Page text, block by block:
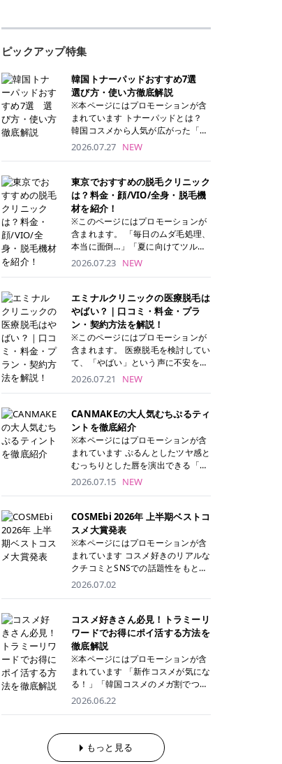
ピックアップ特集
韓国トナーパッドおすすめ7選
選び方・使い方徹底解説
※本ページにはプロモーションが含
まれています トナーパッドとは？
韓国コスメから人気が広がった「ト
ナーパッド」は、化粧水や美容液を
トナーパッドは洗顔後に肌をやさし
く拭き取ることで、古い角質や余分
な皮脂汚れをオフしながら、うるお
いを与えられるのが特徴✨ さらに、
気になる部分には数分のせて部分用
パックとしても使用できるため、1
両方を叶えられます。 韓国コスメブ
ランドを中心に人気を集めていまし
たが、現在では日本でも定番のスキ
ンケアアイテムとして幅広い世代に
愛用されています。 トナーパッドの
特徴 トナーパッドと拭き取り化粧水
の違い 「トナーパッド」と「拭き取
り化粧水」はどちらも洗顔後に使用
するスキンケアアイテムですが、使
い方や特徴に違いがあります。 トナ
ーパッドは、化粧水があらかじめパ
ッドに含まれているため、コットン
を用意する手間がなく、忙しい朝で
もサッと使えるのが魅力です。 ま
た、保湿成分を豊富に配合した商品
が多く、拭き取り後にそのまま部分
用パックとして使えるトナーパッド
も増えています。 一方、拭き取り化
粧水は液体タイプのため、コットン
整しやすく、お気に入りの化粧水を
使いたい方やコストを抑えて続けた
い方にもおすすめです。 トナーパッ
ドのメリット トナーパッドは、角質
ケア・保湿ケア・部分用パックまで
1枚で行える便利なスキンケアアイ
テムです。 ここでは、トナーパッド
す。 古い角質や皮脂汚れをやさしく
オフ トナーパッドを使用すること
で、洗顔だけでは落としきれない古
い角質や余分な皮脂汚れをやさしく
拭き取り、なめらかな肌へ整えま
す。 保湿ケアまで1枚でできる 保湿
成分を配合したトナーパッドなら、
ケアにもぴったりです。 部分パック
としても使える 多くのトナーパッド
は、乾燥が気になる頬や額、小鼻な
2026.07.27 NEW
東京でおすすめの脱毛クリニック
は？料金・顔/VIO/全身・脱毛機
材を紹介！
※このページにはプロモーションが
含まれます。 「毎日のムダ毛処理、
本当に面倒…」「夏に向けてツルツ
ル肌になりたい！」 そう思って東京
べばいいの？と迷ってしまいますよ
ね。 この記事では、医療脱毛の基本
から、東京で特に通いやすいフレイ
アクリニック・レジーナクリニッ
ク・エミナルクリニック・リゼクリ
ニックの4院について、分かりやす
リニックを見つけて、面倒な自己処
理から卒業しちゃいましょう♪ クリ
ニック 全身＋VIO 全身＋VIO＋顔 特
徴 脱毛器 詳細 フレイアクリニック
52,800円(税込)/5回 94,600円(税
込)/5回 肌への負担に配慮しなが
ら、コストパフォーマンスも重視し
たい方に！ メディオスターモノリス
メディオスターNeXT PRO 公式サイ
ト> レジーナクリニック 52,800円
(税込)/5回 99,000円(税込)/5回 ジェ
ントルシリーズを選べるため、脱毛
機にこだわりたい方におすすめ！ ジ
ェントルマックスプロ ジェントルマ
ックスプロプラス ジェントルレーズ
プロ ソプラノチタニウム 公式サイ
ト> エミナルクリニック 49,500円
(税込)/6回 93,500円(税込)/6回 エミ
定！月々払いも安くて通いやすい ク
リスタルプロ 公式サイト> リゼクリ
ニック 109,800円(税込)/5回 144,80
0円(税込)/5回 毛質に合わせて脱毛
機を選択可能！有効期限も5年と長
くマイペースに通いやすい ラシャ
メディオスターNeXT PRO ジェント
ルYAGプロ 公式サイト> ｜そもそも
うの？ 脱毛を考えたときに、まず悩
むのが「医療脱毛とエステ脱毛、ど
2026.07.23 NEW
エミナルクリニックの医療脱毛は
やばい？｜口コミ・料金・プラ
ン・契約方法を解説！
※このページにはプロモーションが
含まれます。 医療脱毛を検討してい
て、「やばい」という声に不安を抱
える方も多いのではないでしょう
体系をはじめ、学生や友人同士でお
得になる割引キャンペーン、無料カ
ウンセリングから施術までの具体的
なステップを分かりやすく解説しま
す。 これから手軽に全身医療脱毛を
後までチェックして、ご自身にぴっ
ください！ クリニック 全身＋VIO
全身＋VIO＋顔 特徴 脱毛器 詳細 フ
レイアクリニック 52,800円(税込)/5
回 94,600円(税込)/5回 肌への負担
に配慮しながら、コストパフォーマ
ンスも重視したい方に！ メディオス
ターモノリス メディオスターNeXT
PRO 公式サイト> レジーナクリニッ
ク 52,800円(税込)/5回 99,000円(税
込)/5回 ジェントルシリーズを選べ
るため、脱毛機にこだわりたい方に
おすすめ！ ジェントルマックスプロ
ジェントルマックスプロプラス ジェ
ントルレーズプロ ソプラノチタニウ
ム 公式サイト> エミナルクリニック
49,500円(税込)/6回 93,500円(税
込)/6回 エミナルクリニックの始め
通いやすい クリスタルプロ 公式サ
イト> リゼクリニック 109,800円(税
2026.07.21 NEW
CANMAKEの大人気むちぷるティ
ントを徹底紹介
※本ページにはプロモーションが含
まれています ぷるんとしたツヤ感と
むっちりとした唇を演出できる「C
ANMAKE（キャンメイク）むちぷる
湿ケアも叶えられることから、SNS
でも話題の人気リップです。 「自分
にはどのカラーが似合う？」「イエ
ベ・ブルベ別のおすすめは？」と気
になっている方も多いのではないで
とともにご紹介！それぞれの色味や
なメイクに合うのかまで詳しく解説
します✨ ※メイクアップ効果による
CANMAKE むちぷるティントとは？
CANMAKE むちぷるティントは、テ
ィント・プランパー・保湿ケアを1
本で叶えるリップです。 するすると
塗れるなめらかなテクスチャーで、
縦ジワをカバーしながら、むっちり
としたツヤのある唇を演出します。
るため、乾燥しにくくデイリー使い
にもぴったり！ アイテム詳細を見る
2026.07.15 NEW
COSMEbi 2026年 上半期ベストコ
スメ大賞発表
※本ページにはプロモーションが含
まれています コスメ好きのリアルな
クチコミとSNSでの話題性をもとに
選出された、COSMEbi 2026年上半
た名品たちを、カテゴリ別にご紹介
します。 本記事では、2025年11月
～2026年4月までの半年間におい
て、COSMEbi内でのクチコミとSN
Sでの話題性を元に選出されたコス
メやスキンケアなどの化粧品を「総
国コスメ」に分けて1位～3位までを
ランキング形式で発表！ 2026年上
半期 総合大賞 AMUSE（アミュー
ズ）「 ジェルフィットグロス」 👑
「ジェルフィットグロス」の特徴 唇
2026.07.02
コスメ好きさん必見！トラミーリ
ワードでお得にポイ活する方法を
徹底解説
※本ページにはプロモーションが含
まれています 「新作コスメが気にな
る！」「韓国コスメのメガ割でつい
買いすぎてしまう……」 そんな美容
を少し工夫するだけでポイントを貯
められるため、コスメやスキンケア
にかかる費用を少しでも抑えたい方
2026.06.22
もっと見る